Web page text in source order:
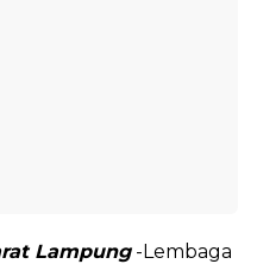
Lampung-Lembaga